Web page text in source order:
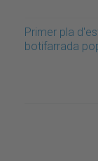
Primer pla
botifarrada